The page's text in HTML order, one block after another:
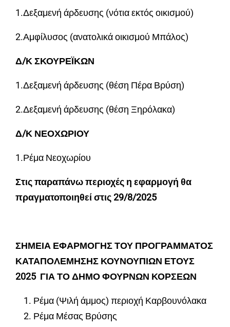
1.Δεξαμενή άρδευσης (νότια εκτός οικισμού)
2.Αμφίλυσος (ανατολικά οικισμού Μπάλος)
Δ/Κ ΣΚΟΥΡΕΪΚΩΝ
1.Δεξαμενή άρδευσης (θέση Πέρα Βρύση)
2.Δεξαμενή άρδευσης (θέση Ξηρόλακα)
Δ/Κ ΝΕΟΧΩΡΙΟΥ
1.Ρέμα Νεοχωρίου
Στις παραπάνω περιοχές η εφαρμογή θα
πραγματοποιηθεί στις 29/8/2025
ΣΗΜΕΙΑ ΕΦΑΡΜΟΓΗΣ ΤΟΥ ΠΡΟΓΡΑΜΜΑΤΟΣ
ΚΑΤΑΠΟΛΕΜΗΣΗΣ ΚΟΥΝΟΥΠΙΩΝ ΕΤΟΥΣ
2025 ΓΙΑ ΤΟ ΔΗΜΟ ΦΟΥΡΝΩΝ ΚΟΡΣΕΩΝ
Ρέμα (Ψιλή άμμος) περιοχή Καρβουνόλακα
Ρέμα Μέσας Βρύσης